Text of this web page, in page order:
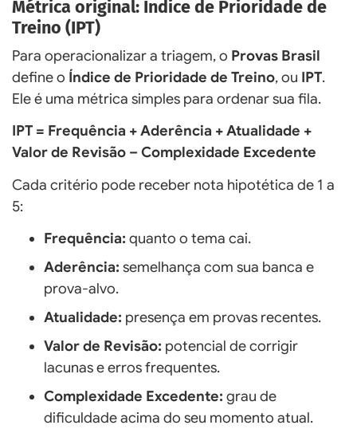
Métrica original: Índice de Prioridade de
Treino (IPT)
Para operacionalizar a triagem, o Provas Brasil
define o Índice de Prioridade de Treino, ou IPT.
Ele é uma métrica simples para ordenar sua fila.
IPT = Frequência + Aderência + Atualidade +
Valor de Revisão – Complexidade Excedente
Cada critério pode receber nota hipotética de 1 a
5:
Frequência: quanto o tema cai.
Aderência: semelhança com sua banca e
prova-alvo.
Atualidade: presença em provas recentes.
Valor de Revisão: potencial de corrigir
lacunas e erros frequentes.
Complexidade Excedente: grau de
dificuldade acima do seu momento atual.